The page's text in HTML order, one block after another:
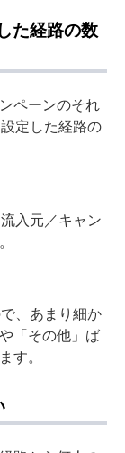
きないため、
い場合は、手
必要となりま
経路の数
ペーンのそれ
定した経路の
入元／キャン
、あまり細か